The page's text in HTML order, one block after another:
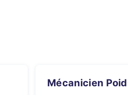
Mécanicien